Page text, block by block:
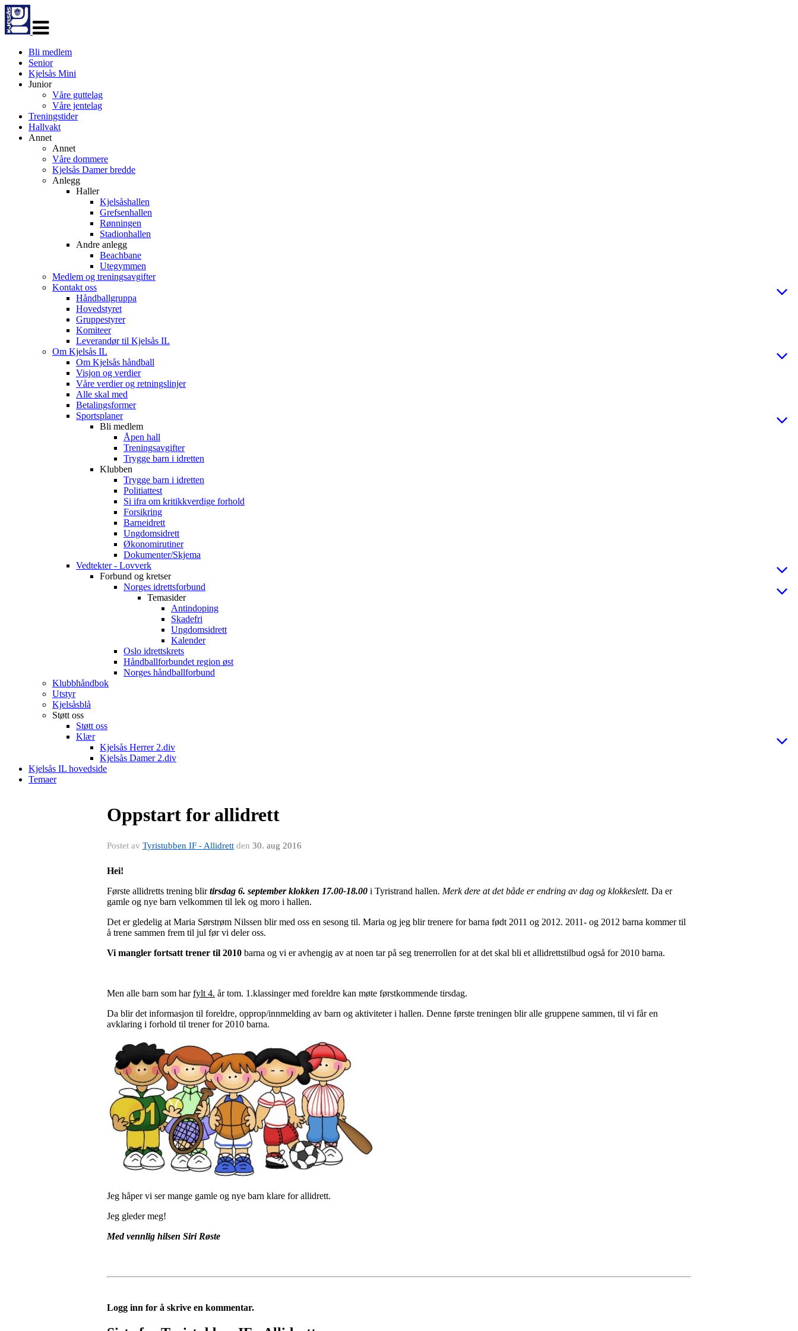
navigasjon
Bli medlem
Senior
Kjelsås Mini
Junior
Våre guttelag
Våre jentelag
Treningstider
Hallvakt
Annet
Annet
Våre dommere
Kjelsås Damer bredde
Anlegg
Haller
Kjelsåshallen
Grefsenhallen
Rønningen
Stadionhallen
Andre anlegg
Beachbane
Utegymmen
Medlem og treningsavgifter
Kontakt oss
Håndballgruppa
Hovedstyret
Gruppestyrer
Komiteer
Leverandør til Kjelsås IL
Om Kjelsås IL
Om Kjelsås håndball
Visjon og verdier
Våre verdier og retningslinjer
Alle skal med
Betalingsformer
Sportsplaner
Bli medlem
Åpen hall
Treningsavgifter
Trygge barn i idretten
Klubben
Trygge barn i idretten
Politiattest
Si ifra om kritikkverdige forhold
Forsikring
Barneidrett
Ungdomsidrett
Økonomirutiner
Dokumenter/Skjema
Vedtekter - Lovverk
Forbund og kretser
Norges idrettsforbund
Temasider
Antindoping
Skadefri
Ungdomsidrett
Kalender
Oslo idrettskrets
Håndballforbundet region øst
Norges håndballforbund
Klubbhåndbok
Utstyr
Kjelsåsblå
Støtt oss
Støtt oss
Klær
Kjelsås Herrer 2.div
Kjelsås Damer 2.div
Kjelsås IL hovedside
Temaer
Oppstart for allidrett
Postet av Tyristubben IF - Allidrett den 30. aug 2016
Hei!
Første allidretts trening blirtirsdag 6. september klokken 17.00-18.00 i Tyristrand hallen. Merk dere at det både er endring av dag og klokkeslett. Da er
gamle og nye barn velkommen til lek og moro i hallen.
Det er gledelig at Maria Sørstrøm Nilssen blir med oss en sesong til. Maria og jeg blir trenere for barna født 2011 og 2012. 2011- og 2012 barna kommer til
å trene sammen frem til jul før vi deler oss.
Vi mangler fortsatt trener til 2010 barna og vi er avhengig av at noen tar på seg trenerrollen for at det skal bli et allidrettstilbud også for 2010 barna.
Men alle barn som harfylt 4. år tom. 1.klassinger med foreldre kan møte førstkommende tirsdag.
Da blir det informasjon til foreldre, opprop/innmelding av barn og aktiviteter i hallen. Denne første treningen blir alle gruppene sammen, til vi får en
avklaring i forhold til trener for 2010 barna.
Jeg håper vi ser mange gamle og nye barn klare for allidrett.
Jeg gleder meg!
Med vennlig hilsen Siri Røste
Logg inn for å skrive en kommentar.